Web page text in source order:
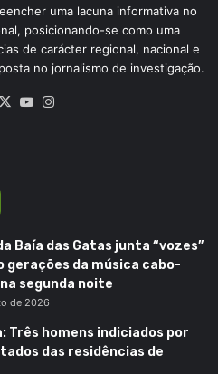
uma lacuna informativa no
posicionando-se como uma
de carácter regional, nacional e
no jornalismo de investigação.
Facebook
X YouTube
Baía das Gatas junta “vozes”
gerações da música cabo-
segunda noite
de 2026
Três homens indiciados por
das residências de